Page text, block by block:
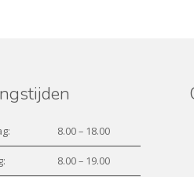
8.00 – 18.00
8.00 – 19.00